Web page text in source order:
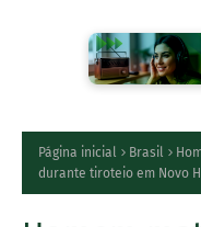
Página inicial Brasil
durante tiroteio em Novo